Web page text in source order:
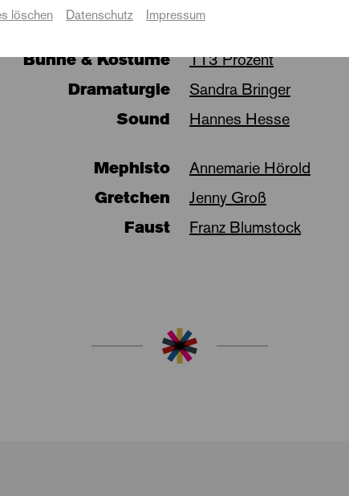
Regie
Bühne & Kostüme
113 Prozent
Dramaturgie
Sandra Bringer
Sound
Hannes Hesse
Mephisto
Annemarie Hörold
Gretchen
Jenny Groß
Faust
Franz Blumstock
löschen Datenschutz Impressum